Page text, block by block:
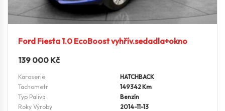
Ford Fiesta 1.0 EcoBoost vyhřív.sedadla+okno
139 000 Kč
Karoserie
HATCHBACK
Tachometr
149342 Km
Typ Paliva
Benzín
Roky Výroby
2014-11-13